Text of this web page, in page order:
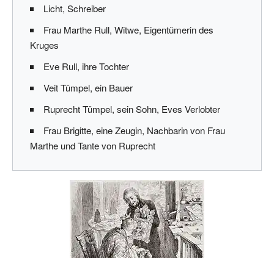
Licht, Schreiber
Frau Marthe Rull, Witwe, Eigentümerin des
Kruges
Eve Rull, ihre Tochter
Veit Tümpel, ein Bauer
Ruprecht Tümpel, sein Sohn, Eves Verlobter
Frau Brigitte, eine Zeugin, Nachbarin von Frau
Marthe und Tante von Ruprecht